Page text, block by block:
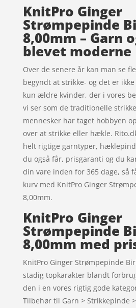
KnitPro Ginger
Strømpepinde
8,00mm – Garn
blevet moderne
Over de senere år kan man se
begyndt at strikke- og det er
kun ældre kvinder, der i vores
vi ser som de traditionelle
mennesker har taget hobbyen
over at strikke eller hækle.
helt rigtige garntyper,
du også får, prisgaranti og du
din vare inden for 365 dage, så
kurv med KnitPro Ginger
8,00mm.
KnitPro Ginger
Strømpepinde
8,00mm med
KnitPro Ginger Strømpepinde
stadig topkarakter blandt
den i en vores rigtig gode
Tilbehør til Garn > Strikkepinde